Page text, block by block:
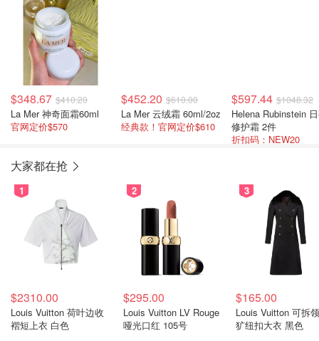
$348.67 $410.20
La Mer 神奇面霜60ml
官网定价$570
$452.20 $610.00
La Mer 云绒霜 60ml/2oz
经典款！官网定价$610
$597.44 $1048.32
Helena Rubinstein 日夜
修护霜 2件
折扣码：NEW20
大家都在抢
1
$2310.00
Louis Vuitton 荷叶边收
褶短上衣 白色
2
$295.00
Louis Vuitton LV Rouge
哑光口红 105号
3
$165.00
Louis Vuitton 可拆
犷纽扣大衣 黑色